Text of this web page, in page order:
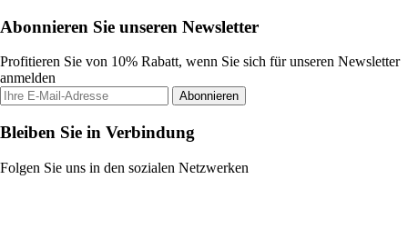
Abonnieren Sie unseren Newsletter
Profitieren Sie von 10% Rabatt, wenn Sie sich für unseren Newsletter
anmelden
Abonnieren
Bleiben Sie in Verbindung
Folgen Sie uns in den sozialen Netzwerken